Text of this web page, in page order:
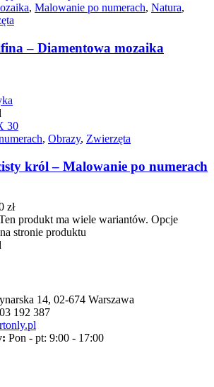
, Malowanie po numerach, Natura,
– Diamentowa mozaika
, Obrazy, Zwierzęta
król – Malowanie po numerach
zł
produkt ma wiele wariantów. Opcje
stronie produktu
14, 02-674 Warszawa
192 387
Pon - pt: 9:00 - 17:00